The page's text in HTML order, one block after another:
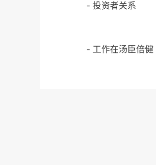
-投资者关系
- 工作在汤臣倍健